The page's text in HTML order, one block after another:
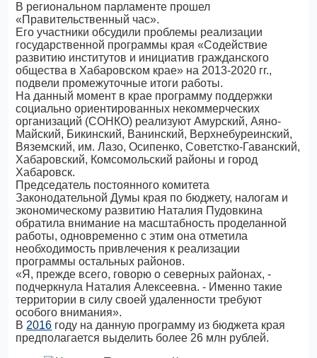
В региональном парламенте прошел
«Правительственный час».
Его участники обсудили проблемы реализации
государственной программы края «Содействие
развитию институтов и инициатив гражданского
общества в Хабаровском крае» на 2013-2020 гг.,
подвели промежуточные итоги работы.
На данный момент в крае программу поддержки
социально ориентированных некоммерческих
организаций (СОНКО) реализуют Амурский, Аяно-
Майский, Бикинский, Ванинский, Верхнебуреинский,
Вяземский, им. Лазо, Осипенко, Советстко-Гаванский,
Хабаровский, Комсомольский районы и город
Хабаровск.
Председатель постоянного комитета
Законодательной Думы края по бюджету, налогам и
экономическому развитию Наталия Пудовкина
обратила внимание на масштабность проделанной
работы, одновременно с этим она отметила
необходимость привлечения к реализации
программы остальных районов.
«Я, прежде всего, говорю о северных районах, -
подчеркнула Наталия Алексеевна. - Именно такие
территории в силу своей удаленности требуют
особого внимания».
В 2016 году на данную программу из бюджета края
предполагается выделить более 26 млн рублей.